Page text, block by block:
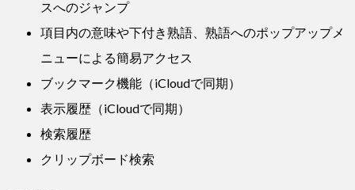
スへのジャンプ
項目内の意味や下付き熟語、熟語へのポップアップメ
ニューによる簡易アクセス
ブックマーク機能（iCloudで同期）
表示履歴（iCloudで同期）
検索履歴
クリップボード検索